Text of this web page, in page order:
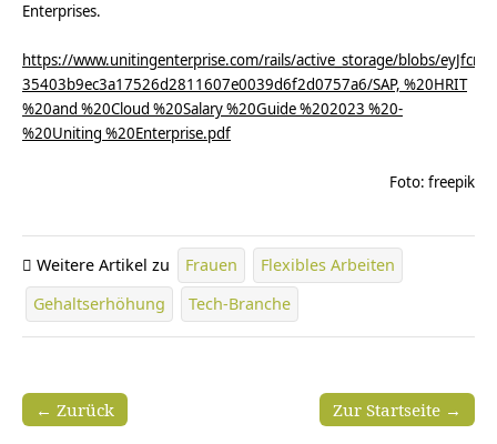
Enterprises.
https://www.unitingenterprise.com/rails/active_storage/blobs/
35403b9ec3a17526d2811607e0039d6f2d0757a6/SAP, %20HRIT
%20and %20Cloud %20Salary %20Guide %202023 %20-
%20Uniting %20Enterprise.pdf
Foto: freepik
Weitere Artikel zu Frauen
Flexibles Arbeiten
Gehaltserhöhung
Tech-Branche
Zur Startseite →
← Zurück